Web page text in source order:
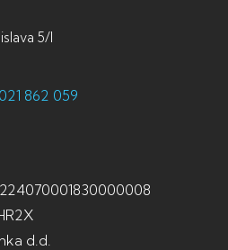
5/I
021 862 059
d.d.